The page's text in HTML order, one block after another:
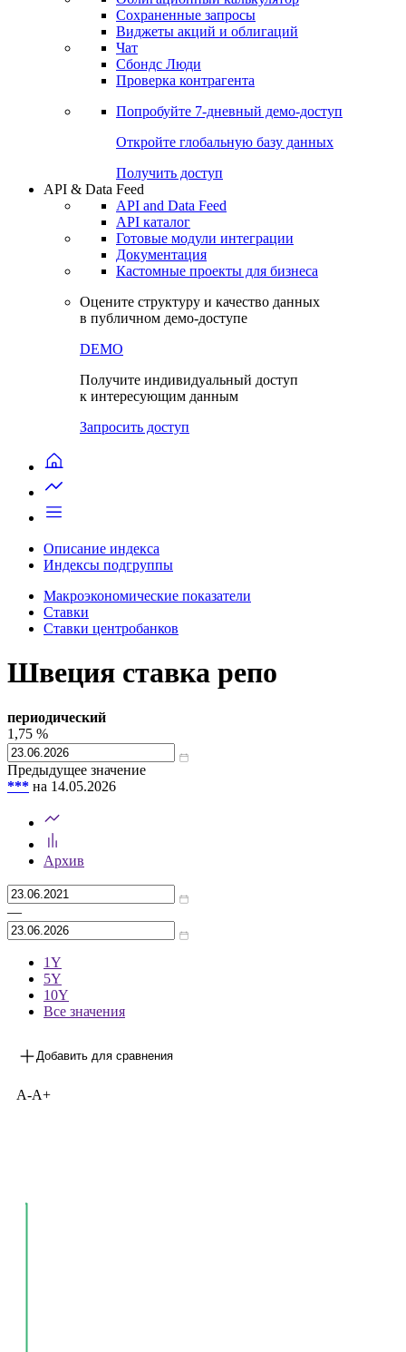
Сохраненные запросы
Виджеты акций и облигаций
Чат
Сбондс Люди
Проверка контрагента
Попробуйте 7-дневный демо-доступ
Откройте глобальную базу данных
Получить доступ
API & Data Feed
API and Data Feed
API каталог
Готовые модули интеграции
Документация
Кастомные проекты для бизнеса
Оцените структуру и качество данных
в публичном демо-доступе
DEMO
Получите индивидуальный доступ
к интересующим данным
Запросить доступ
Описание индекса
Индексы подгруппы
Макроэкономические показатели
Ставки
Ставки центробанков
Швеция ставка репо
периодический
1,75 %
Предыдущее значение
*** на 14.05.2026
Архив
—
1Y
5Y
10Y
Все значения
Добавить для сравнения